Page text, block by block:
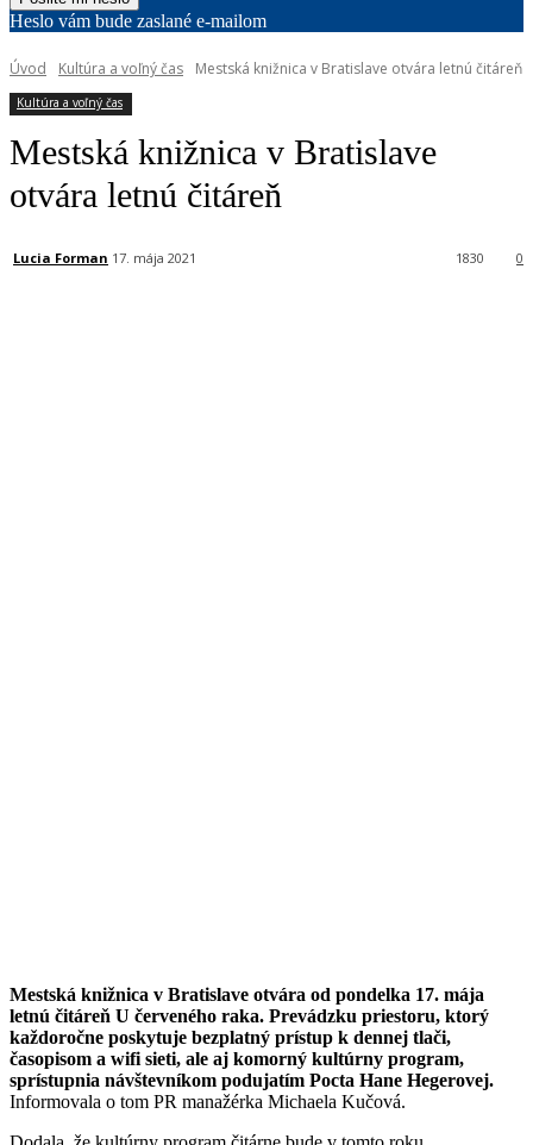
Heslo vám bude zaslané e-mailom
Úvod Kultúra a voľný čas Mestská knižnica v Bratislave otvára letnú čitáreň
Kultúra a voľný čas
Mestská knižnica v Bratislave
otvára letnú čitáreň
Lucia Forman 17. mája 2021 0
1830
Mestská knižnica v Bratislave otvára od pondelka 17. mája
letnú čitáreň U červeného raka. Prevádzku priestoru, ktorý
každoročne poskytuje bezplatný prístup k dennej tlači,
časopisom a wifi sieti, ale aj komorný kultúrny program,
sprístupnia návštevníkom podujatím Pocta Hane Hegerovej.
Informovala o tom PR manažérka Michaela Kučová.